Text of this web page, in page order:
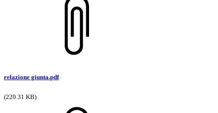
relazione giunta.pdf
(220.31 KB)